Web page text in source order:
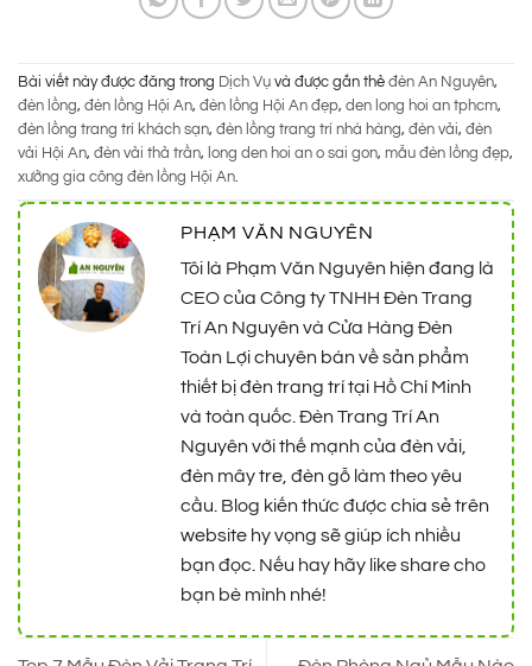
Bài viết này được đăng trong Dịch Vụ và được gắn thẻ đèn An Nguyên,
đèn lồng, đèn lồng Hội An, đèn lồng Hội An đẹp, den long hoi an tphcm,
đèn lồng trang trí khách sạn, đèn lồng trang trí nhà hàng, đèn vải, đèn
vải Hội An, đèn vải thả trần, long den hoi an o sai gon, mẫu đèn lồng đẹp,
xưởng gia công đèn lồng Hội An.
PHẠM VĂN NGUYÊN
Tôi là Phạm Văn Nguyên hiện đang là
CEO của Công ty TNHH Đèn Trang
Trí An Nguyên và Cửa Hàng Đèn
Toàn Lợi chuyên bán về sản phẩm
thiết bị đèn trang trí tại Hồ Chí Minh
và toàn quốc. Đèn Trang Trí An
Nguyên với thế mạnh của đèn vải,
đèn mây tre, đèn gỗ làm theo yêu
cầu. Blog kiến thức được chia sẻ trên
website hy vọng sẽ giúp ích nhiều
bạn đọc. Nếu hay hãy like share cho
bạn bè mình nhé!